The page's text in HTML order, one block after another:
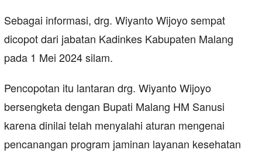
Sebagai informasi, drg. Wiyanto Wijoyo sempat
dicopot dari jabatan Kadinkes Kabupaten Malang
pada 1 Mei 2024 silam.
Pencopotan itu lantaran drg. Wiyanto Wijoyo
bersengketa dengan Bupati Malang HM Sanusi
karena dinilai telah menyalahi aturan mengenai
pencanangan program jaminan layanan kesehatan